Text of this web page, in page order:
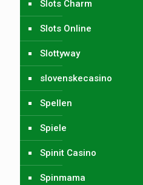
Slots Charm
Slots Online
Slottyway
slovenskecasino
Spellen
Spiele
Spinit Casino
Spinmama